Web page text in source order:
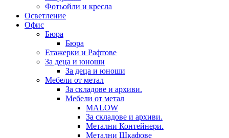
Фотьойли и кресла
Осветление
Офис
Бюра
Бюра
Етажерки и Рафтове
За деца и юноши
За деца и юноши
Мебели от метал
За складове и архиви.
Мебели от метал
MALOW
За складове и архиви.
Метални Контейнери.
Метални Шкафове